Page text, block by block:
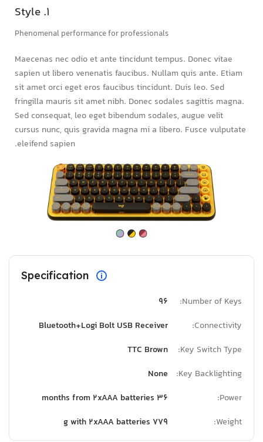
1. Style
Phenomenal performance for professionals
Maecenas nec odio et ante tincidunt tempus. Donec vitae
sapien ut libero venenatis faucibus. Nullam quis ante. Etiam
sit amet orci eget eros faucibus tincidunt. Duis leo. Sed
fringilla mauris sit amet nibh. Donec sodales sagittis magna.
Sed consequat, leo eget bibendum sodales, augue velit
cursus nunc, quis gravida magna mi a libero. Fusce vulputate
eleifend sapien.
Specification
Number of Keys:
96
Connectivity:
Bluetooth+Logi Bolt USB Receiver
Key Switch Type:
TTC Brown
Key Backlighting:
None
Power:
36 months from 2xAAA batteries
Weight:
779 g with 2xAAA batteries